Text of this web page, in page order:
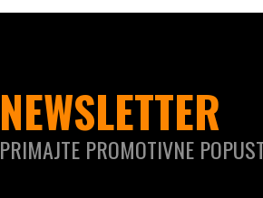
NEWSLETTER
PRIMAJTE PROMOTIVNE